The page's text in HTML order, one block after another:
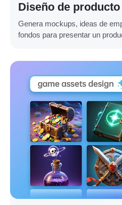
Diseño de producto
Genera mockups, ideas de
fondos para presentar un